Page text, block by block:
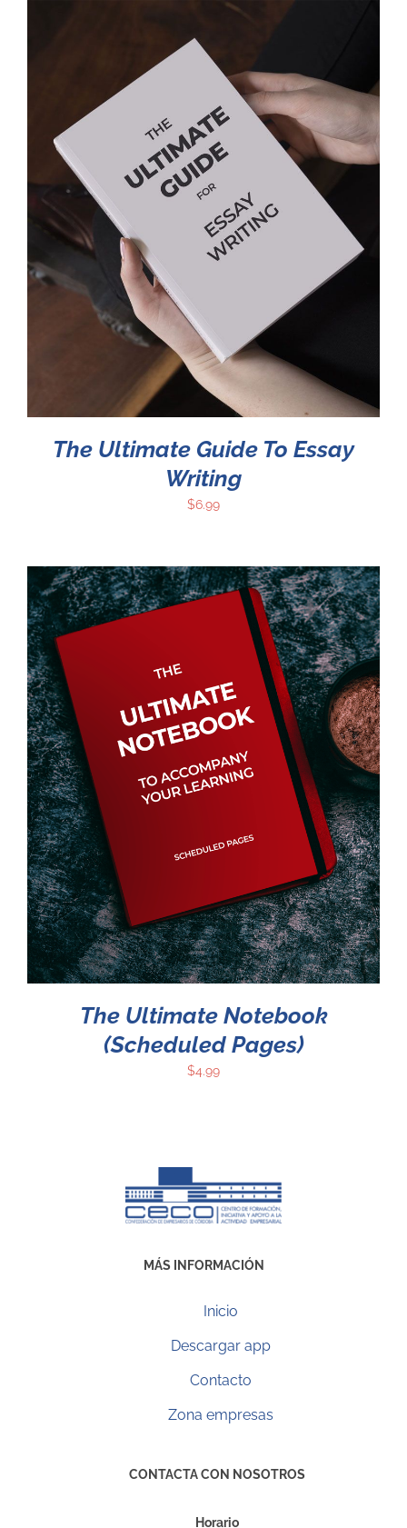
The Ultimate Guide To Essay
Writing
$6.99
The Ultimate Notebook
(Scheduled Pages)
$4.99
MÁS INFORMACIÓN
Inicio
Descargar app
Contacto
Zona empresas
CONTACTA CON NOSOTROS
Horario